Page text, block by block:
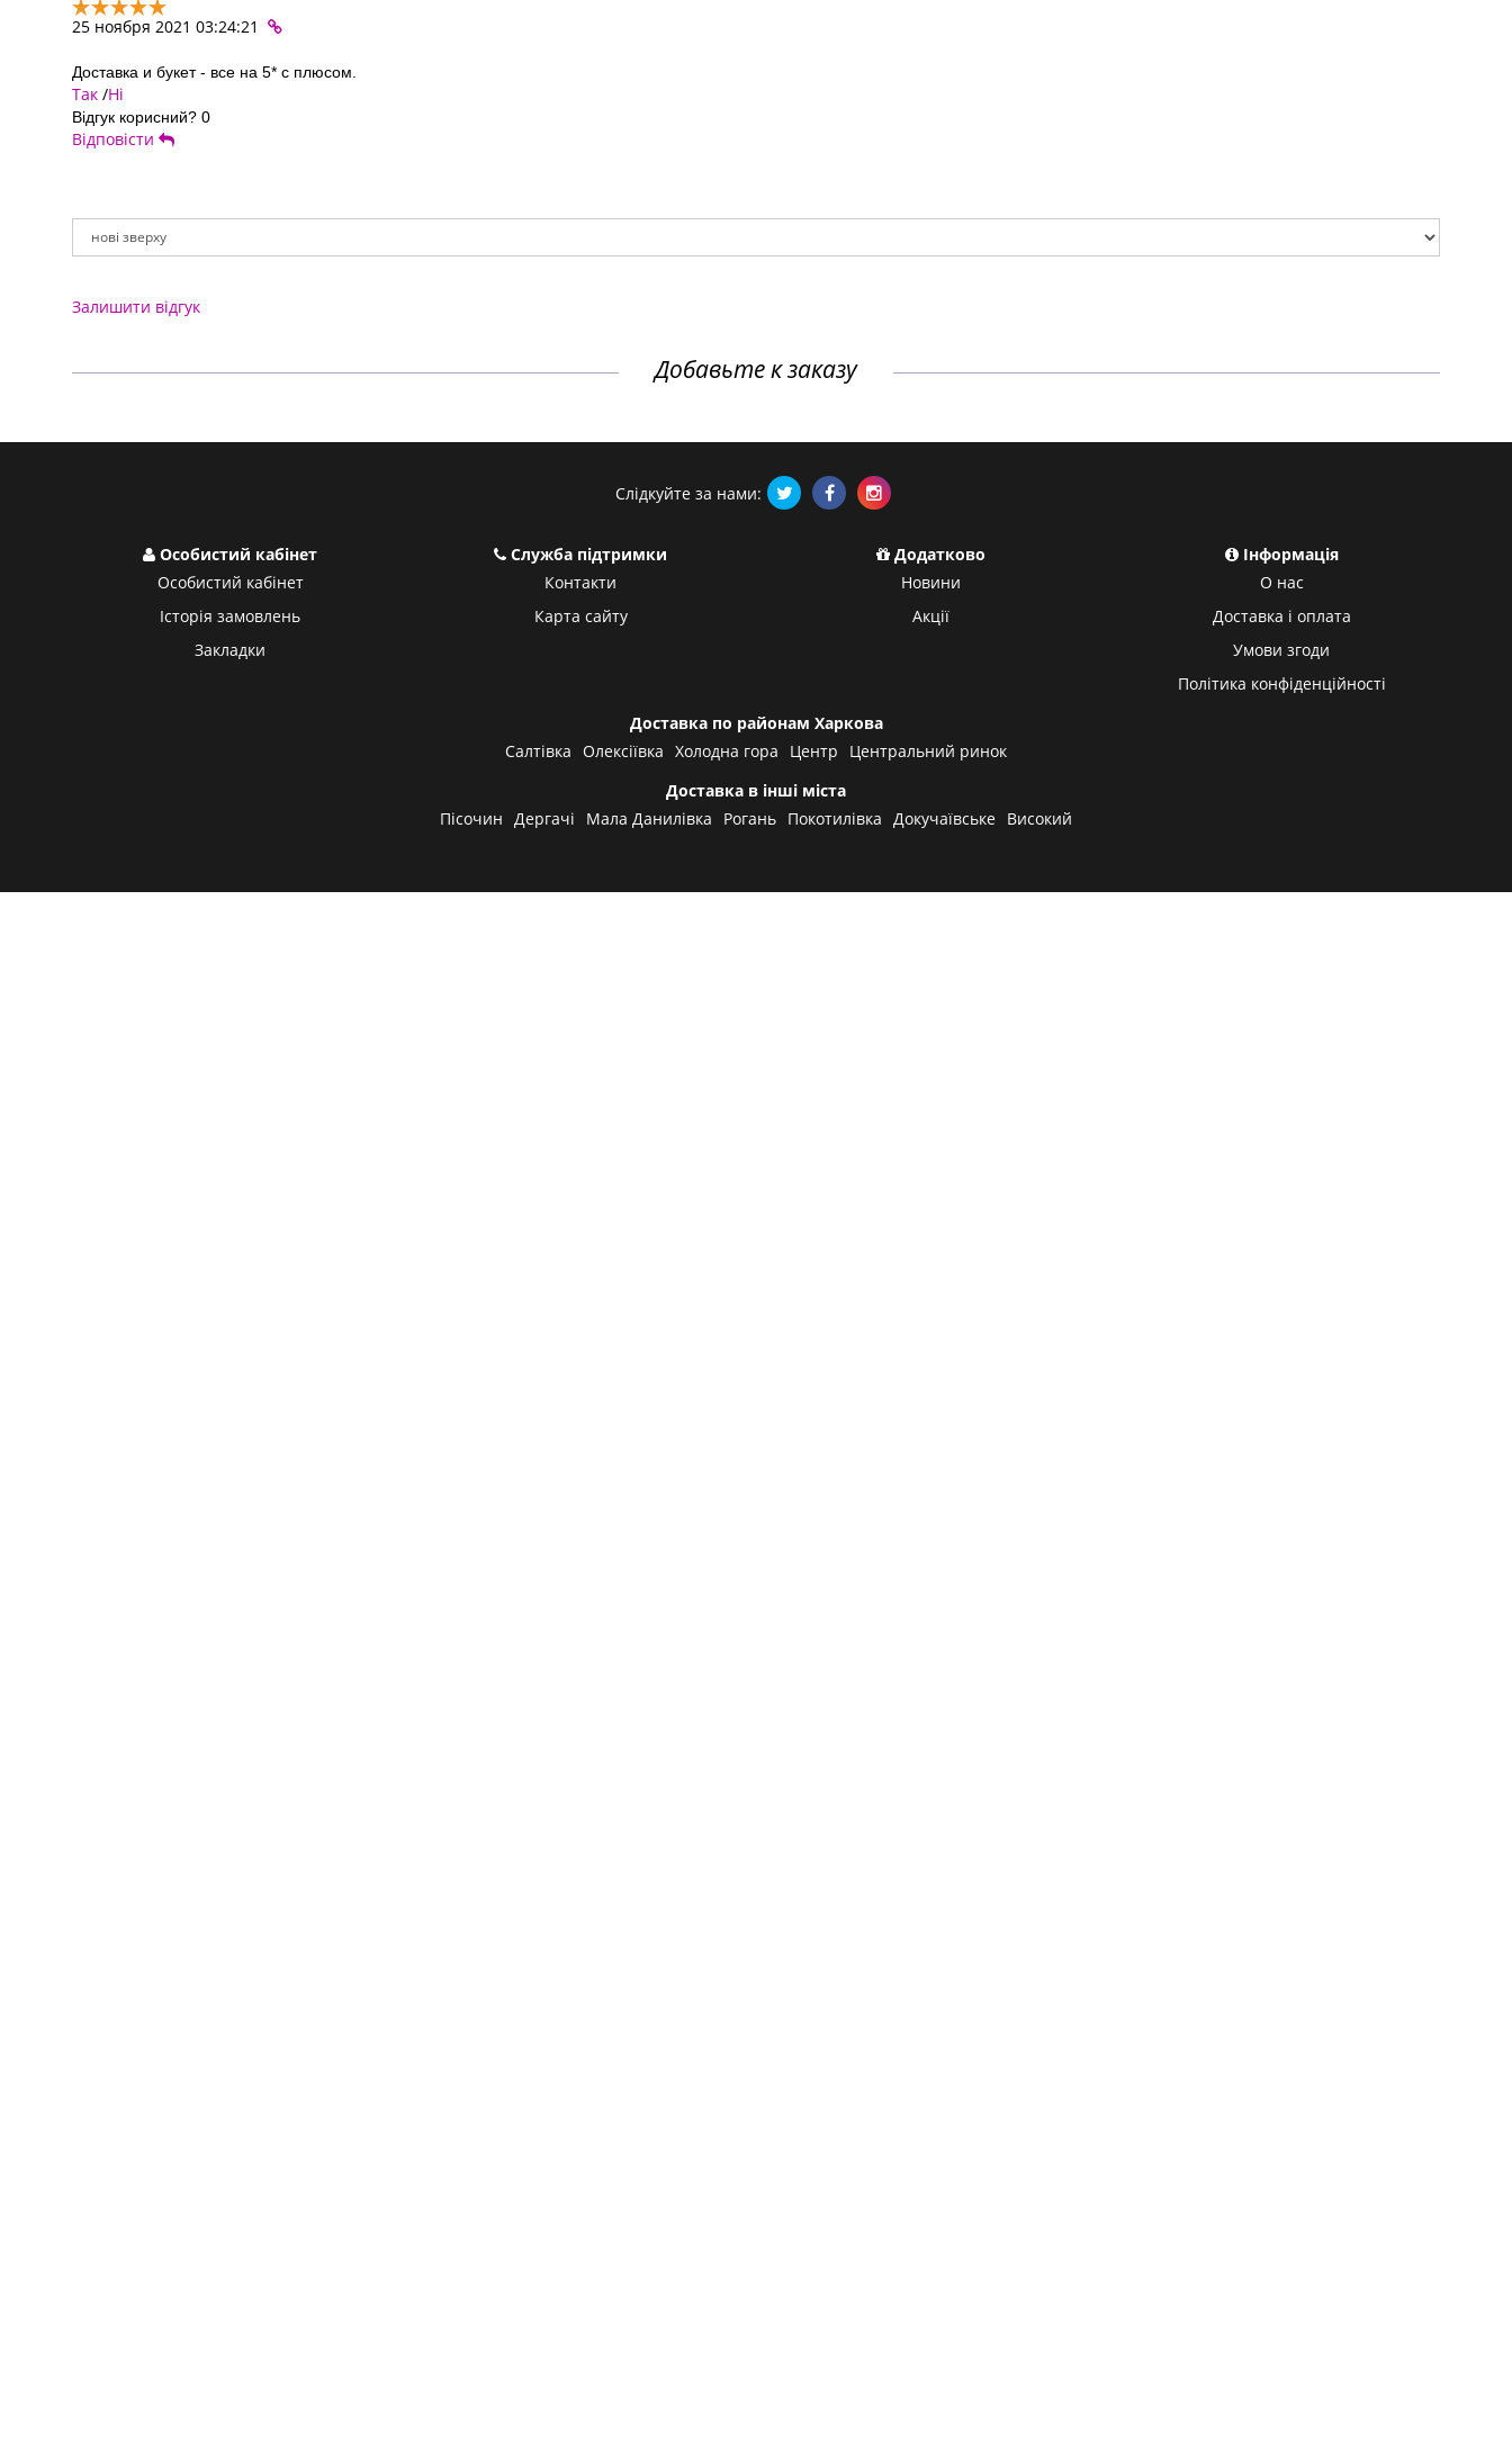
25 ноября 2021 03:24:21
Доставка и букет - все на 5* с плюсом.
Так /Ні
Відгук корисний? 0
Відповісти
Залишити відгук
Добавьте к заказу
Слідкуйте за нами:
Особистий кабінет
Особистий кабінет
Історія замовлень
Закладки
Служба підтримки
Контакти
Карта сайту
Додатково
Новини
Акції
Інформація
О нас
Доставка і оплата
Умови згоди
Політика конфіденційності
Доставка по районам Харкова
Салтівка Олексіївка Холодна гора Центр
Центральний ринок
Доставка в інші міста
Пісочин Дергачі Мала Данилівка Рогань Покотилівка Докучаївське Високий